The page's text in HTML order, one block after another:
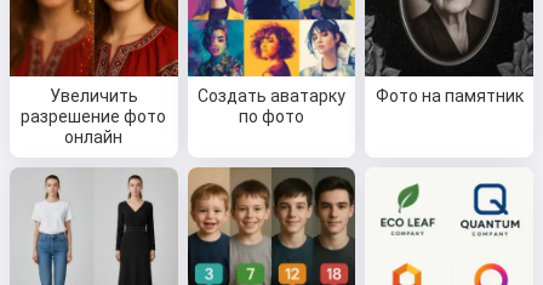
Увеличить
разрешение фото
онлайн
Создать аватарку
по фото
Фото на памятник